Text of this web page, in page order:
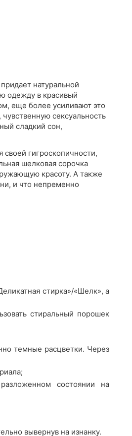
натуральной
одежду в красивый
еще более усиливают это
сексуальность
сладкий сон,
гигроскопичности,
шелковая сорочка
красоту. А также
и что непременно
стирка»/«Шелк», а
стиральный порошек
темные расцветки. Через
состоянии на
вывернув на изнанку.